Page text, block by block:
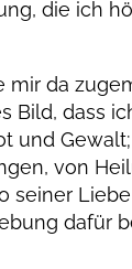
die ich
da
Bild, dass
und
von
seiner
dafür